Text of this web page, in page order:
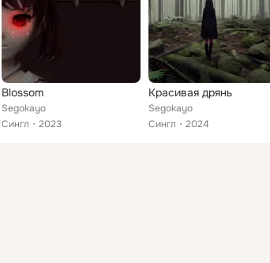
Blossom
Segokayo
Сингл
2023
Красивая дрянь
Segokayo
Сингл
2024